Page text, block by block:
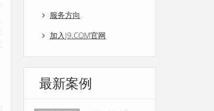
服务方向
加入J9.COM官网
最新案例